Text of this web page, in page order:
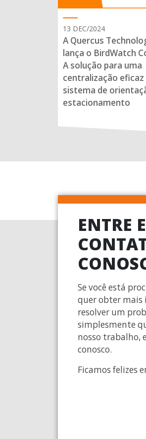
13 DEC/2024
A Quercus
lança o BirdWatch
A solução para uma
centralização eficaz
sistema de
estacionamento
ENTRE
Se você está
quer obter mais
resolver um
simplesmente
nosso trabalho,
conosco.
Ficamos felizes